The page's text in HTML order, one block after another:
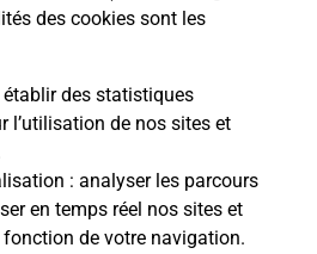
des cookies sont les
établir des statistiques
l’utilisation de nos sites et
: analyser les parcours
en temps réel nos sites et
de votre navigation.
qu’est ce que
la
?